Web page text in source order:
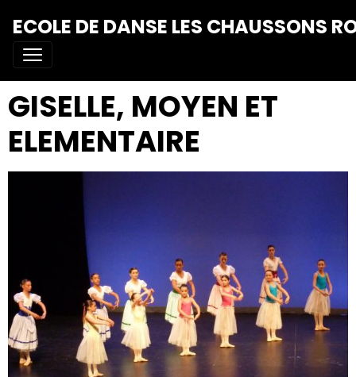
ECOLE DE DANSE LES CHAUSSONS
GISELLE, MOYEN ET
ELEMENTAIRE